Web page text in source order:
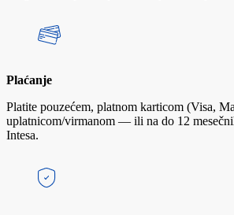
Plaćanje
Platite pouzećem, platnom karticom (Visa,
uplatnicom/virmanom — ili na do 12
Intesa.